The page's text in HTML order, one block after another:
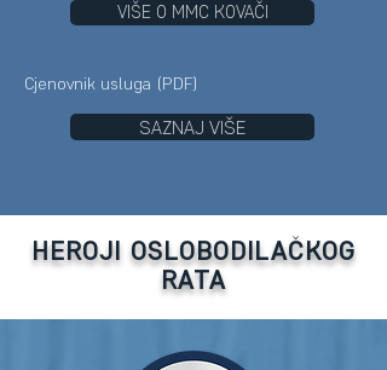
VIŠE O MMC KOVAČI
Cjenovnik usluga (PDF)
SAZNAJ VIŠE
HEROJI OSLOBODILAČKOG
RATA